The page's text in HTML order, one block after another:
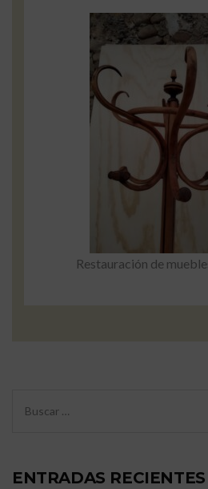
Restauración de
ENTRADAS RECIENTES